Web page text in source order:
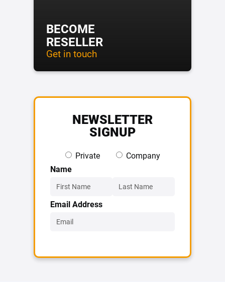
BECOME
RESELLER
Get in touch
NEWSLETTER
SIGNUP
Private
Company
Name
Email Address